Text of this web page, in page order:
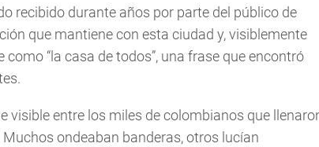
recibido durante años por parte del público de
que mantiene con esta ciudad y, visiblemente
“la casa de todos”, una frase que encontró
visible entre los miles de colombianos que
ondeaban banderas, otros lucían